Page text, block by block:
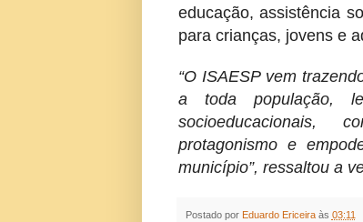
educação, assistência
para crianças, jovens e
“O ISAESP vem
a toda população,
socioeducacionais,
protagonismo e
município”, ressaltou a
Postado por Eduardo Ericeira às 03:11